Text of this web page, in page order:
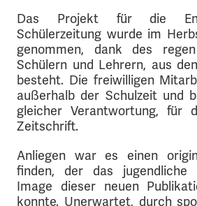
Das Projekt für die
Schülerzeitung wurde im
genommen, dank des
Schülern und Lehrern, aus
besteht. Die freiwilligen
außerhalb der Schulzeit und
gleicher Verantwortung, für
Zeitschrift.
Anliegen war es einen
finden, der das jugendliche
Image dieser neuen
konnte. Unerwartet, durch